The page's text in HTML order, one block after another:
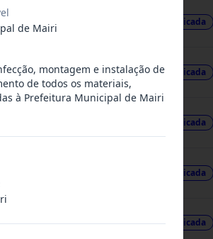
Publicada
Publicada
Publicada
Publicada
Publicada
de Mairi
montagem e instalação de
de todos os materiais,
à Prefeitura Municipal de Mairi